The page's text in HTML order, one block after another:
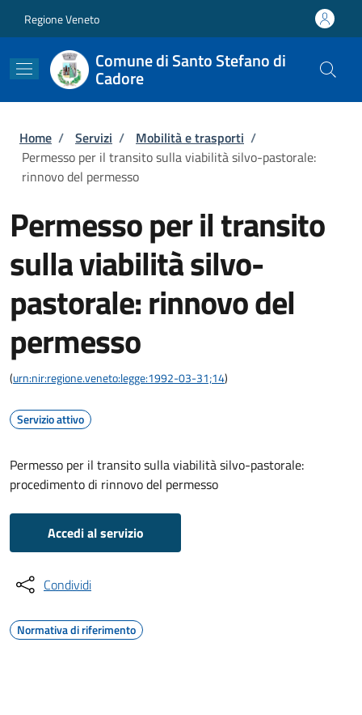
Regione Veneto
Comune di Santo Stefano di
Cadore
Briciole di pane
Home / Servizi / Mobilità e trasporti /
Permesso per il transito sulla viabilità silvo-pastorale:
rinnovo del permesso
Permesso per il transito
sulla viabilità silvo-
pastorale: rinnovo del
permesso
(urn:nir:regione.veneto:legge:1992-03-31;14)
Servizio attivo
Permesso per il transito sulla viabilità silvo-pastorale:
procedimento di rinnovo del permesso
Accedi al servizio
Condividi
Normativa di riferimento